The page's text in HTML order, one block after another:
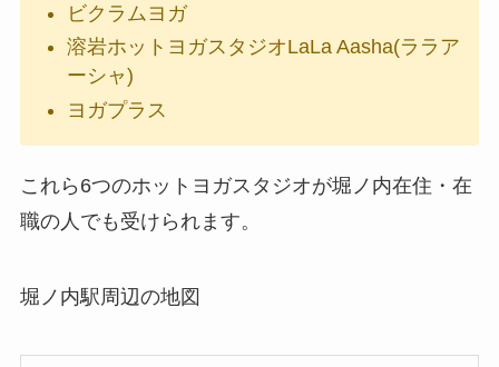
ビクラムヨガ
溶岩ホットヨガスタジオLaLa Aasha(ララア
ーシャ)
ヨガプラス
これら6つのホットヨガスタジオが堀ノ内在住・在
職の人でも受けられます。
堀ノ内駅周辺の地図